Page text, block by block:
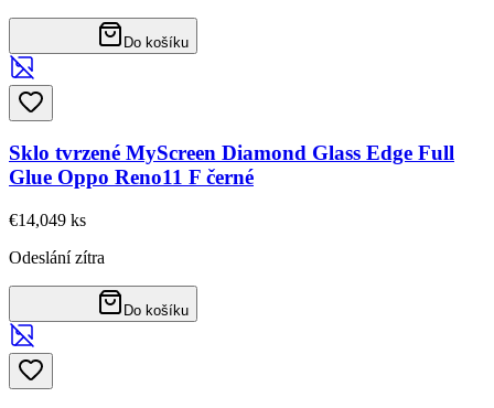
Do košíku
Sklo tvrzené MyScreen Diamond Glass Edge Full
Glue Oppo Reno11 F černé
€14,049 ks
Odeslání zítra
Do košíku